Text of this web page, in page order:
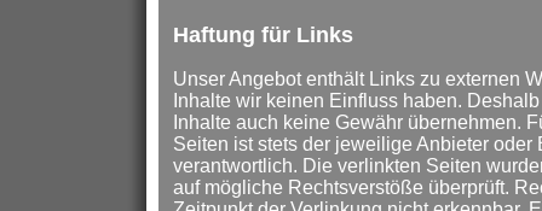
Haftung für Links
Unser Angebot enthält Links zu externen
Inhalte wir keinen Einfluss haben.
Inhalte auch keine Gewähr übernehmen.
Seiten ist stets der jeweilige Anbieter oder
verantwortlich. Die verlinkten Seiten
auf mögliche Rechtsverstöße überprüft.